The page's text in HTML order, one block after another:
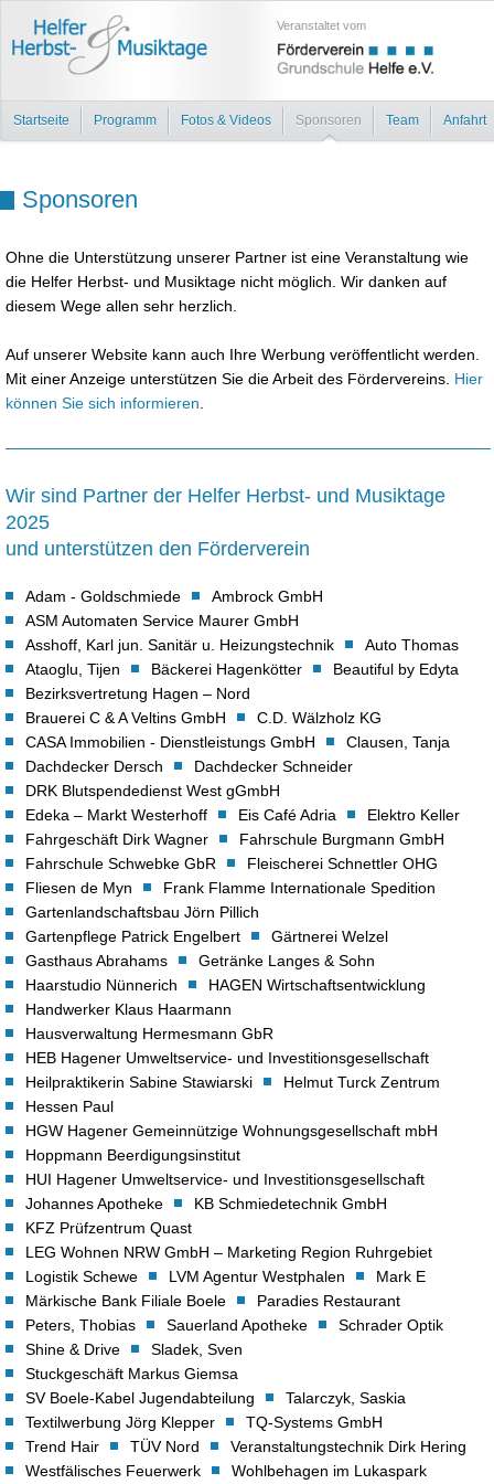
Startseite Programm Fotos & Videos Sponsoren Team Anfahrt
Veranstaltet vom
Sponsoren
Ohne die Unterstützung unserer Partner ist eine Veranstaltung wie
die Helfer Herbst- und Musiktage nicht möglich. Wir danken auf
diesem Wege allen sehr herzlich.
Auf unserer Website kann auch Ihre Werbung veröffentlicht werden.
Mit einer Anzeige unterstützen Sie die Arbeit des Fördervereins. Hier
können Sie sich informieren
Wir sind Partner der Helfer Herbst- und Musiktage
2025
und unterstützen den Förderverein
Adam - Goldschmiede
Ambrock GmbH
ASM Automaten Service Maurer GmbH
Asshoff, Karl jun. Sanitär u. Heizungstechnik
Auto Thomas
Ataoglu, Tijen
Bäckerei Hagenkötter
Beautiful by Edyta
Bezirksvertretung Hagen – Nord
Brauerei C & A Veltins GmbH
C.D. Wälzholz KG
CASA Immobilien - Dienstleistungs GmbH
Clausen, Tanja
Dachdecker Dersch
Dachdecker Schneider
DRK Blutspendedienst West gGmbH
Edeka – Markt Westerhoff
Eis Café Adria
Elektro Keller
Fahrgeschäft Dirk Wagner
Fahrschule Burgmann GmbH
Fahrschule Schwebke GbR
Fleischerei Schnettler OHG
Fliesen de Myn
Frank Flamme Internationale Spedition
Gartenlandschaftsbau Jörn Pillich
Gartenpflege Patrick Engelbert
Gärtnerei Welzel
Gasthaus Abrahams
Getränke Langes & Sohn
Haarstudio Nünnerich
HAGEN Wirtschaftsentwicklung
Handwerker Klaus Haarmann
Hausverwaltung Hermesmann GbR
HEB Hagener Umweltservice- und Investitionsgesellschaft
Heilpraktikerin Sabine Stawiarski
Helmut Turck Zentrum
Hessen Paul
HGW Hagener Gemeinnützige Wohnungsgesellschaft mbH
Hoppmann Beerdigungsinstitut
HUI Hagener Umweltservice- und Investitionsgesellschaft
Johannes Apotheke
KB Schmiedetechnik GmbH
KFZ Prüfzentrum Quast
LEG Wohnen NRW GmbH – Marketing Region Ruhrgebiet
Logistik Schewe
LVM Agentur Westphalen
Mark E
Märkische Bank Filiale Boele
Paradies Restaurant
Peters, Thobias
Sauerland Apotheke
Schrader Optik
Shine & Drive
Sladek, Sven
Stuckgeschäft Markus Giemsa
SV Boele-Kabel Jugendabteilung
Talarczyk, Saskia
Textilwerbung Jörg Klepper
TQ-Systems GmbH
Trend Hair
TÜV Nord
Veranstaltungstechnik Dirk Hering
Westfälisches Feuerwerk
Wohlbehagen im Lukaspark